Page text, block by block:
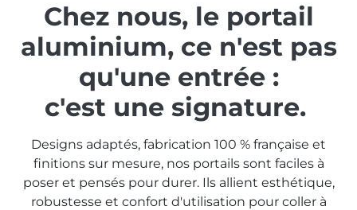
Chez nous, le portail
aluminium, ce n'est pas
qu'une entrée :
c'est une signature.
Designs adaptés, fabrication 100 % française et
finitions sur mesure, nos portails sont faciles à
poser et pensés pour durer. Ils allient esthétique,
robustesse et confort d'utilisation pour coller à